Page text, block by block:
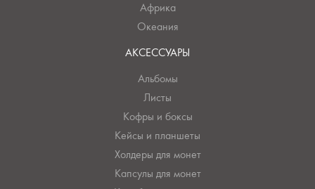
Африка
Океания
АКСЕССУАРЫ
Альбомы
Листы
Кофры и боксы
Кейсы и планшеты
Холдеры для монет
Капсулы для монет